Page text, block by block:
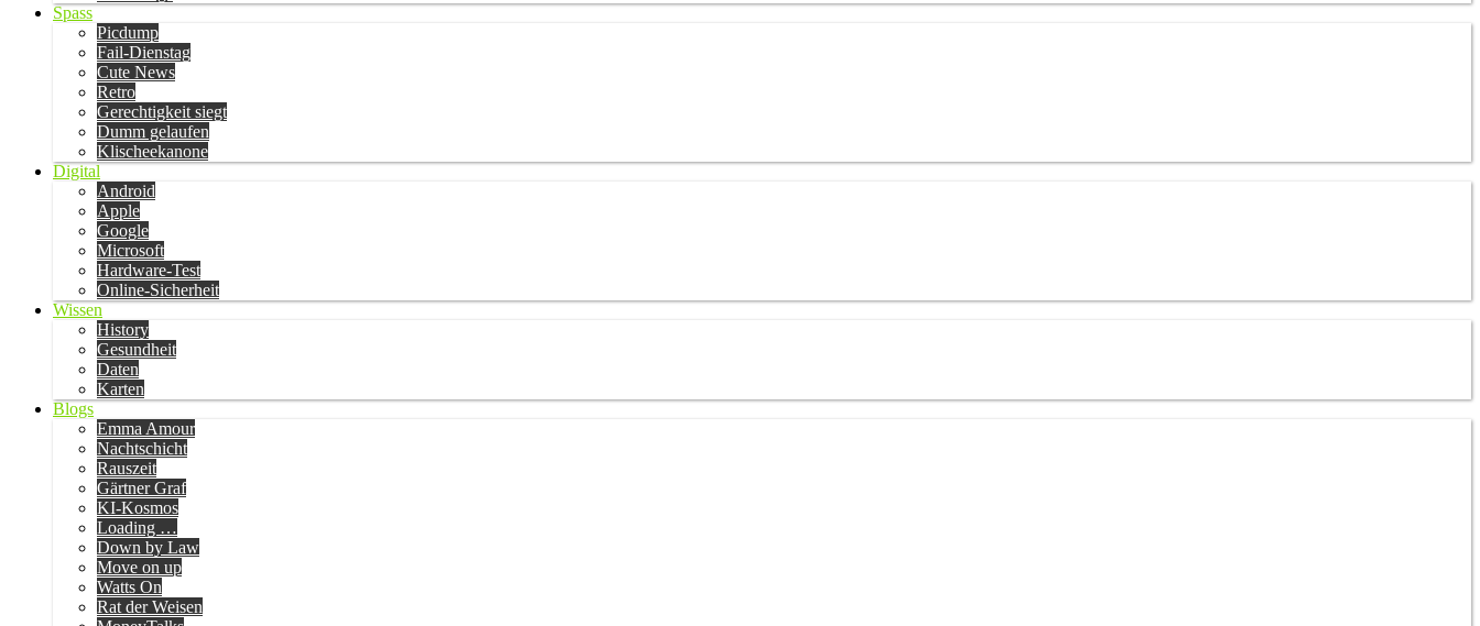
Spass
Picdump
Fail-Dienstag
Cute News
Retro
Gerechtigkeit siegt
Dumm gelaufen
Klischeekanone
Digital
Android
Apple
Google
Microsoft
Hardware-Test
Online-Sicherheit
Wissen
History
Gesundheit
Daten
Karten
Blogs
Emma Amour
Nachtschicht
Rauszeit
Gärtner Graf
KI-Kosmos
Loading …
Down by Law
Move on up
Watts On
Rat der Weisen